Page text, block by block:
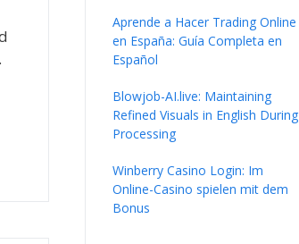
Aprende a Hacer Trading Online
en España: Guía Completa en
Español
Blowjob-AI.live: Maintaining
Refined Visuals in English During
Processing
Winberry Casino Login: Im
Online-Casino spielen mit dem
Bonus